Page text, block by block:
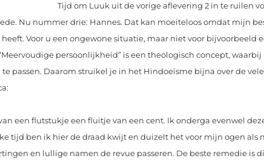
Tijd om Luuk uit de vorige aflevering 2 in te ruilen
Nu nummer drie: Hannes. Dat kan moeiteloos omdat mijn
Voor u een ongewone situatie, maar niet voor bijvoorbeeld
persoonlijkheid” is een theologisch concept,
passen. Daarom struikel je in het Hindoeïsme bijna over de
een flutstukje een fluitje van een cent. Ik onderga evenwel
tijd ben ik hier de draad kwijt en duizelt het voor mijn ogen als
en lullige namen de revue passeren. De beste remedie is